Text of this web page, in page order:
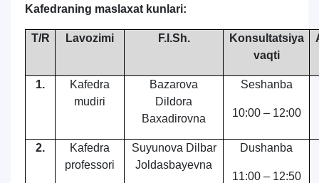
Kafedraning maslaxat kunlari:
Т/R Lavozimi F.I.Sh.
Konsultatsiya
vaqti
1.
Kafedra
mudiri
Bazarova
Dildora
Baxadirovna
Seshanba
10:00 – 12:00
2.
Kafedra
professori
Suyunova Dilbar
Joldasbayevna
Dushanba
11:00 – 12:50